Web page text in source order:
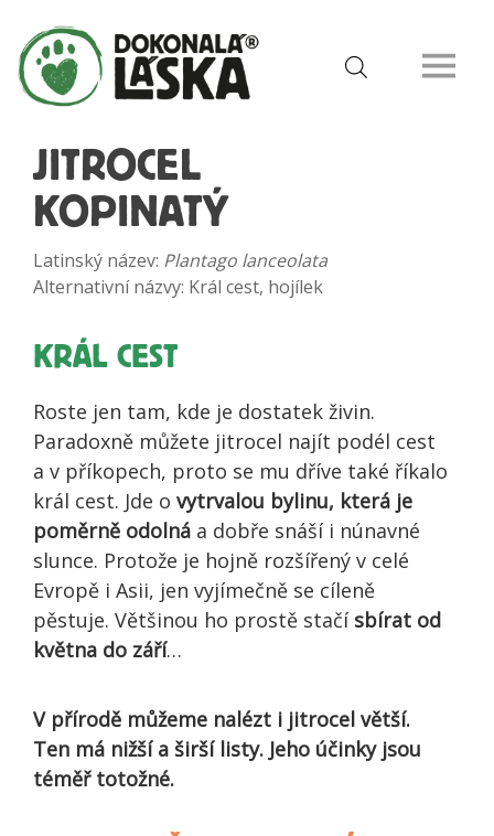
JITROCEL
KOPINATÝ
Latinský název: Plantago lanceolata
Alternativní názvy: Král cest, hojílek
KRÁL CEST
Roste jen tam, kde je dostatek živin.
Paradoxně můžete jitrocel najít podél cest
a v příkopech, proto se mu dříve také říkalo
král cest. Jde o vytrvalou bylinu, která je
poměrně odolná a dobře snáší i núnavné
slunce. Protože je hojně rozšířený v celé
Evropě i Asii, jen vyjímečně se cíleně
pěstuje. Většinou ho prostě stačí sbírat od
května do září…
V přírodě můžeme nalézt i jitrocel větší.
Ten má nižší a širší listy. Jeho účinky jsou
téměř totožné.